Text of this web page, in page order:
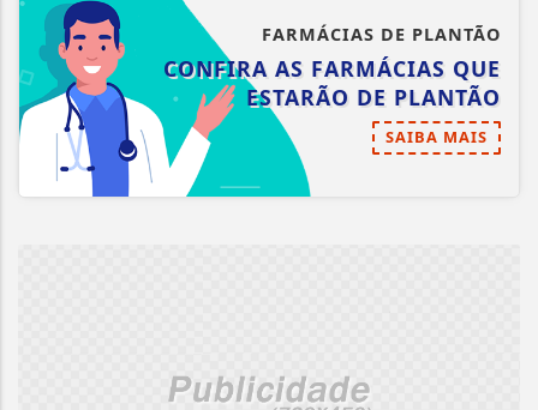
FARMÁCIAS DE PLANTÃO
CONFIRA AS FARMÁCIAS QUE
ESTARÃO DE PLANTÃO
SAIBA MAIS